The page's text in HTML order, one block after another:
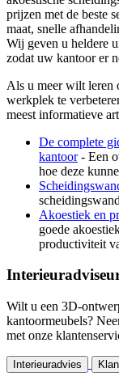
prijzen met de beste
maat, snelle
Wij geven u heldere
zodat uw kantoor er
Als u meer wilt leren
werkplek te
meest informatieve
De complete
kantoor- Een
hoe deze
Akoestiek en
goede
productiviteit
Wilt u een 3D-
kantoormeubels?
met onze
Interieuradvies